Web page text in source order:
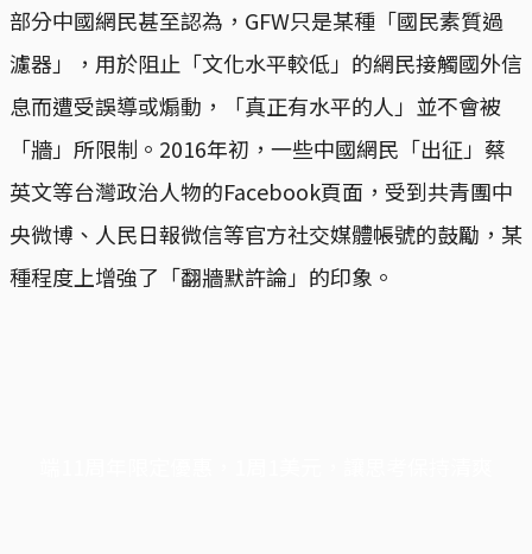
部分中國網民甚至認為，GFW只是某種「國民素質過
濾器」，用於阻止「文化水平較低」的網民接觸國外信
息而遭受誤導或煽動，「真正有水平的人」並不會被
「牆」所限制。2016年初，一些中國網民「出征」蔡
英文等台灣政治人物的Facebook頁面，受到共青團中
央微博、人民日報微信等官方社交媒體帳號的鼓勵，某
種程度上增強了「翻牆默許論」的印象。